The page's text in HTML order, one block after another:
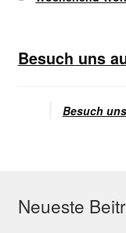
Besuch uns
Besuch
Neueste